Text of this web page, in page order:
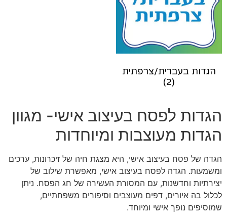
הגדות בעברית/צרפתית
(2)
הגדות לפסח בעיצוב אישי- מגוון
הגדות מעוצבות ומיוחדות
הגדה של פסח בעיצוב אישי, היא מצגת חיה של זיכרונות, ערכים
ומשמעות. הגדה לפסח בעיצוב אישי, מאפשרת שילוב של
יצירתיות וחדשנות, עם המסורת העשירה של חג הפסח. ניתן
לכלול בה איורים, דפים מעוצבים וסיפורים משפחתיים,
שמוסיפים נופך אישי ומיוחד.